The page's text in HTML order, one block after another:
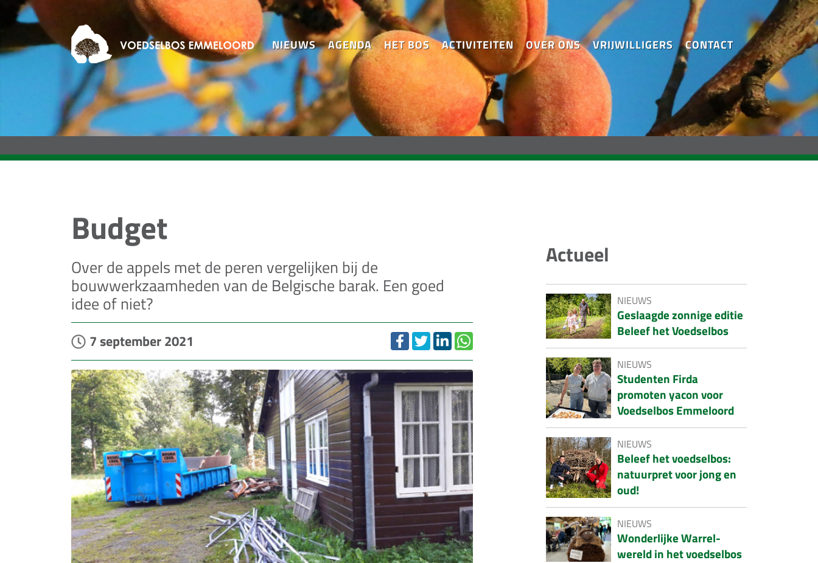
NIEUWS AGENDA HET BOS ACTIVITEITEN OVER ONS VRIJWILLIGERS CONTACT
Budget
Over de appels met de peren vergelijken bij de
bouwwerkzaamheden van de Belgische barak. Een goed
idee of niet?
7 september 2021
Actueel
NIEUWS
Geslaagde zonnige editie
Beleef het Voedselbos
NIEUWS
Studenten Firda
promoten yacon voor
Voedselbos Emmeloord
NIEUWS
Beleef het voedselbos:
natuurpret voor jong en
oud!
NIEUWS
Wonderlijke Warrel-
wereld in het voedselbos